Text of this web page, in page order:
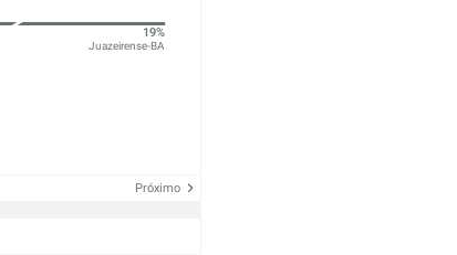
19%
Juazeirense-BA
Próximo